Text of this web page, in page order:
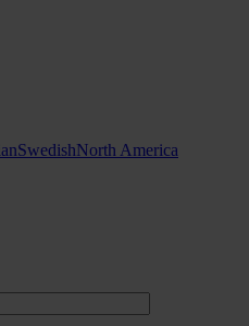
SwedishNorth America